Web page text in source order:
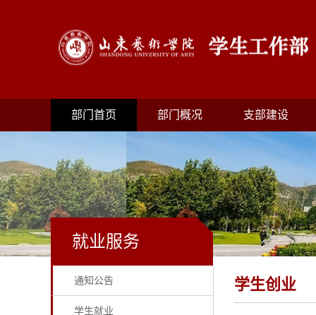
部门首页 部门概况 支部建设
就业服务
通知公告
学生就业
学生创业